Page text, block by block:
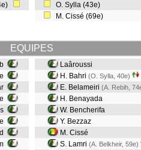
O. Sylla (43e)
M. Cissé (69e)
EQUIPES
Laâroussi
H. Bahri (O. Sylla, 40e)
E. Belameiri (A. Rebih,
H. Benayada
W. Bencherifa
Y. Bezzaz
M. Cissé
S. Lamri (A. Belkheir, 59e)